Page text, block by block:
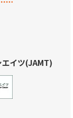
イツ(JAMT)